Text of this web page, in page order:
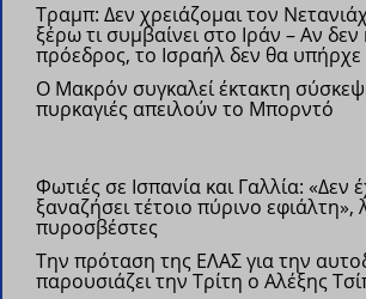
Τραμπ: Δεν χρειάζομαι τον
ξέρω τι συμβαίνει στο Ιράν – Αν
πρόεδρος, το Ισραήλ δεν θα υπήρχε
Ο Μακρόν συγκαλεί έκτακτη
πυρκαγιές απειλούν το Μπορντό
Φωτιές σε Ισπανία και Γαλλία: «Δεν
ξαναζήσει τέτοιο πύρινο εφιάλτη»,
πυροσβέστες
Την πρόταση της ΕΛΑΣ για την
παρουσιάζει την Τρίτη ο Αλέξης